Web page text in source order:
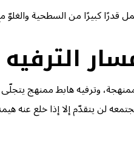
كبيرًا من السطحية
وترفيه هابط ممنهج
لن يتقدّم إلا إذا خلع عنه